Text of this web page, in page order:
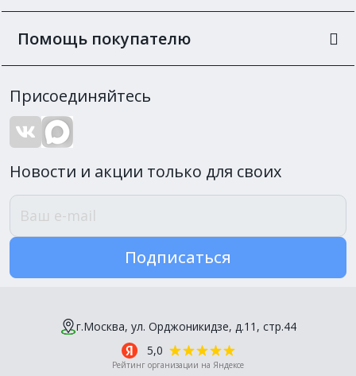
Помощь покупателю
Присоединяйтесь
Новости и акции только для своих
Подписаться
г.Москва, ул. Орджоникидзе, д.11, стр.44
5,0
Рейтинг организации на Яндексе